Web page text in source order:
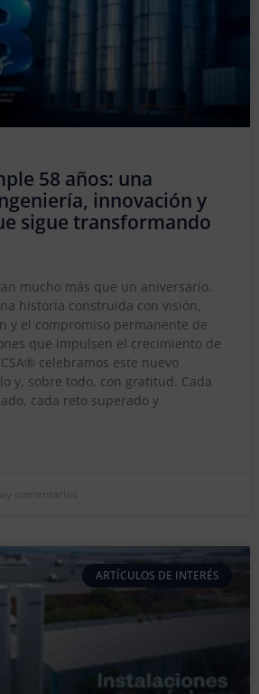
58 años: una
innovación y
sigue transformando
mucho más que un aniversario.
historia construida con visión,
y el compromiso permanente de
que impulsen el crecimiento de
celebramos este nuevo
y, sobre todo, con gratitud. Cada
cada reto superado y
comentarios
ARTÍCULOS DE INTERÉS